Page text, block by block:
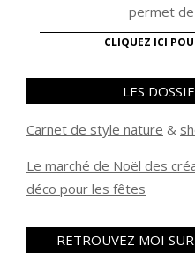
permet
CLIQUEZ ICI
LES
Carnet de style nature &
Le marché de Noël des
déco pour les fêtes
RETROUVEZ MOI